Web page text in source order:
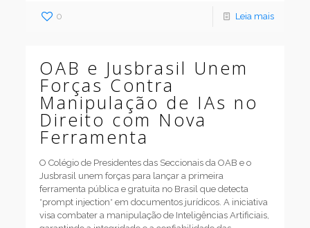
0 Leia mais
OAB e Jusbrasil Unem
Forças Contra
Manipulação de IAs no
Direito com Nova
Ferramenta
O Colégio de Presidentes das Seccionais da OAB e o
Jusbrasil unem forças para lançar a primeira
ferramenta pública e gratuita no Brasil que detecta
*prompt injection* em documentos jurídicos. A iniciativa
visa combater a manipulação de Inteligências Artificiais,